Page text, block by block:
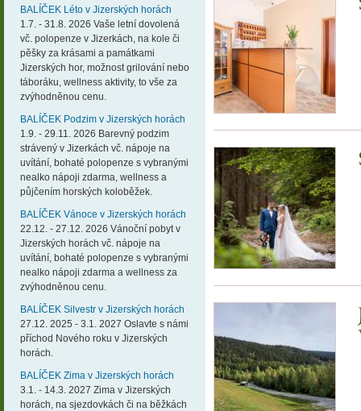
BALÍČEK Léto v Jizerských horách
1.7. - 31.8. 2026 Vaše letní dovolená
vč. polopenze v Jizerkách, na kole či
pěšky za krásami a památkami
Jizerských hor, možnost grilování nebo
táboráku, wellness aktivity, to vše za
zvýhodněnou cenu.
BALÍČEK Podzim v Jizerských horách
1.9. - 29.11. 2026 Barevný podzim
strávený v Jizerkách vč. nápoje na
uvítání, bohaté polopenze s vybranými
nealko nápoji zdarma, wellness a
půjčením horských koloběžek.
BALÍČEK Vánoce v Jizerských horách
22.12. - 27.12. 2026 Vánoční pobyt v
Jizerských horách vč. nápoje na
uvítání, bohaté polopenze s vybranými
nealko nápoji zdarma a wellness za
zvýhodněnou cenu.
BALÍČEK Silvestr v Jizerských horách
27.12. 2025 - 3.1. 2027 Oslavte s námi
příchod Nového roku v Jizerských
horách.
BALÍČEK Zima v Jizerských horách
3.1. - 14.3. 2027 Zima v Jizerských
horách, na sjezdovkách či na běžkách